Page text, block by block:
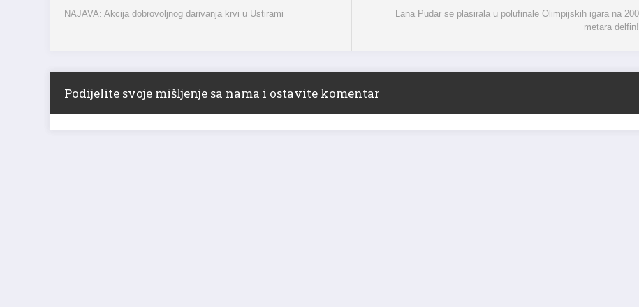
NAJAVA: Akcija dobrovoljnog darivanja krvi u Ustirami
Lana Pudar se plasirala u polufinale Olimpijskih igara na 200
metara delfin!
Podijelite svoje mišljenje sa nama i ostavite komentar